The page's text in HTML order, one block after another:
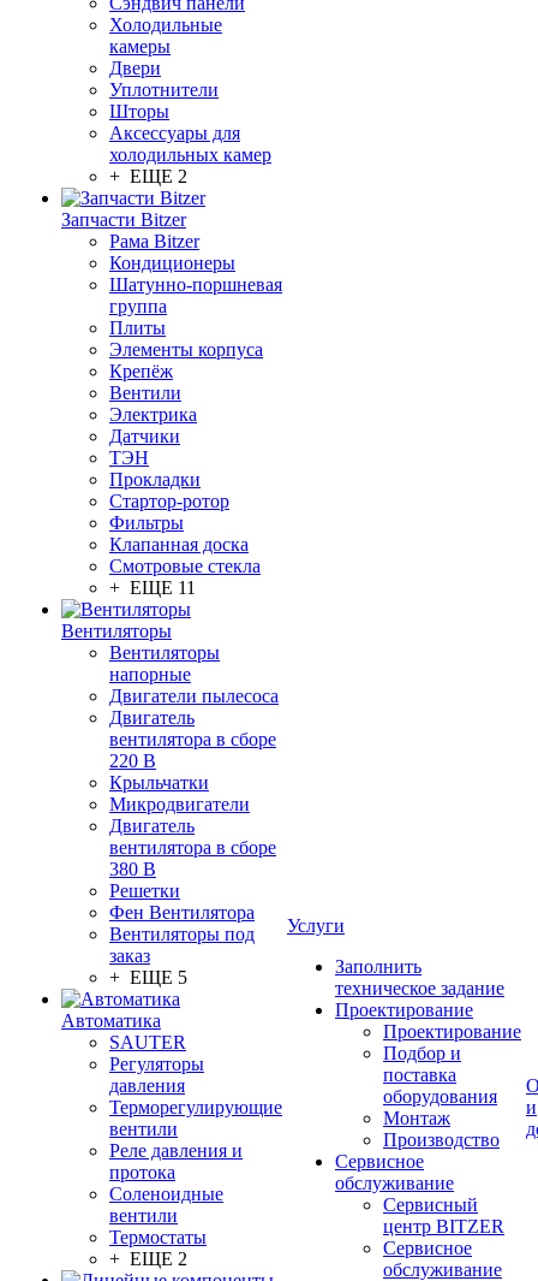
Холодильные
камеры
Двери
Уплотнители
Шторы
Аксессуары для
холодильных камер
+ ЕЩЕ 2
Запчасти Bitzer
Рама Bitzer
Кондиционеры
Шатунно-поршневая
группа
Плиты
Элементы корпуса
Крепёж
Вентили
Электрика
Датчики
ТЭН
Прокладки
Стартор-ротор
Фильтры
Клапанная доска
Смотровые стекла
+ ЕЩЕ 11
Вентиляторы
Вентиляторы
напорные
Двигатели пылесоса
Двигатель
вентилятора в сборе
220 В
Крыльчатки
Микродвигатели
Двигатель
вентилятора в сборе
380 В
Решетки
Фен Вентилятора
Вентиляторы под
заказ
+ ЕЩЕ 5
Автоматика
SAUTER
Регуляторы
давления
Терморегулирующие
вентили
Реле давления и
протока
Соленоидные
вентили
Термостаты
+ ЕЩЕ 2
Услуги
Заполнить
техническое задание
Проектирование
Проектирование
Подбор и
поставка
оборудования
Монтаж
Производство
Сервисное
обслуживание
Сервисный
центр BITZER
Сервисное
обслуживание
и